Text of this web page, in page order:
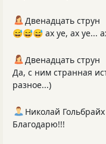
Двенадцать струн
😅😅😅 ах уе, ах уе...
Двенадцать струн
Да, с ним странная
разное...)
Николай Гольбрайх
Благодарю!!!